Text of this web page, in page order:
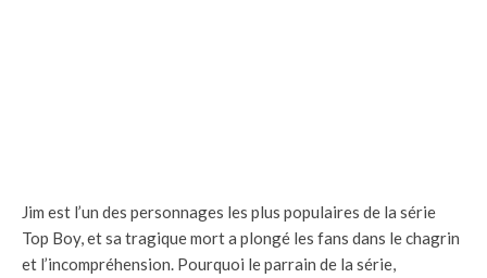
Jim est l’un des personnages les plus populaires de la série
Top Boy, et sa tragique mort a plongé les fans dans le chagrin
et l’incompréhension. Pourquoi le parrain de la série,